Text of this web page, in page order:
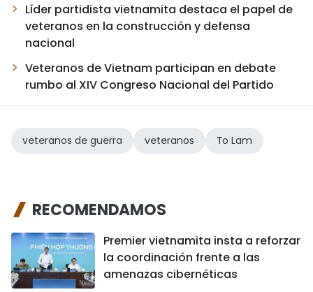
Líder partidista vietnamita destaca el papel de
veteranos en la construcción y defensa
nacional
Veteranos de Vietnam participan en debate
rumbo al XIV Congreso Nacional del Partido
veteranos de guerra veteranos To Lam
RECOMENDAMOS
Premier vietnamita insta a reforzar
la coordinación frente a las
amenazas cibernéticas